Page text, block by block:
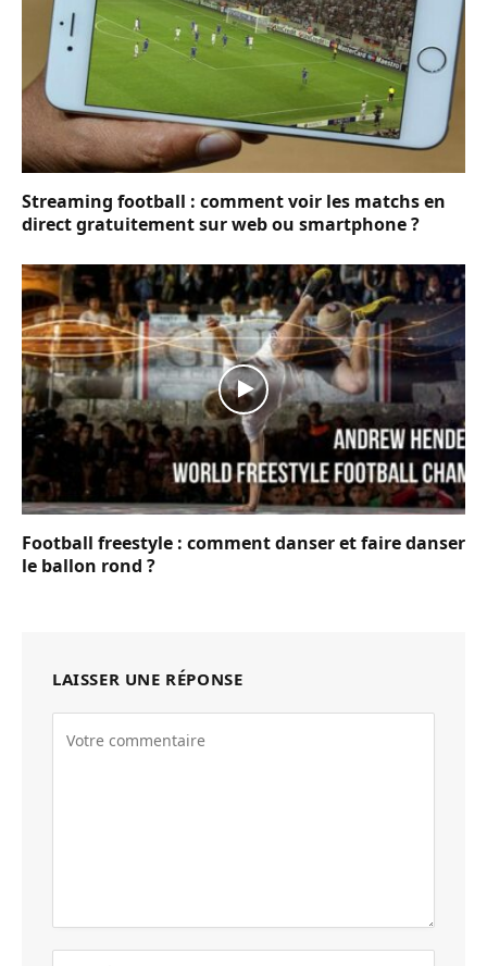
Streaming football : comment voir les matchs en
direct gratuitement sur web ou smartphone ?
Football freestyle : comment danser et faire danser
le ballon rond ?
LAISSER UNE RÉPONSE